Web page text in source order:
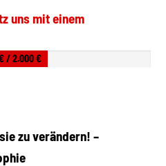
uns mit einem
/ 2.000 €
zu verändern! –